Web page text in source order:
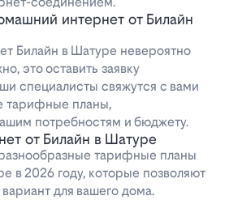
интернет от Билайн
Билайн в Шатуре невероятно
это оставить заявку
специалисты свяжутся с вами
тарифные планы,
потребностям и бюджету.
от Билайн в Шатуре
тарифные планы
в 2026 году, которые позволяют
для вашего дома.